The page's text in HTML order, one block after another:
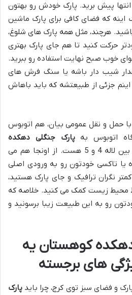
انتها پیش برید. پارک خودش رو بهتون
که فضای کافی برای پارک ماشین
هرچند، مثل همه پارک های شلوغ،
حرکت کنید تا هم جای پارک بهتری
خوب صبح نهایت استفاده رو ببرید.
شیب دار باشه یا سنگ فرش های
جزئی از طبیعتشه که باید باهاش
حمل و نقل عمومی بیان، هم اتوبوس
اتوبوس بهپارک جنگلی دهکده
، ایستگاه اتوبوس بین لاله 4 و 5 هست. از اونجا هم می
یا تاکسی خودتون رو به ورودی اصلی
نگران ترافیک و جای پارک هستید،
محیط زیست کمک می کنید. خلاصه که
رو به این طبیعت زیبا برسونید و
دهکده کوهستان یه
های برجسته
و فضای سبز توی کرج، چرا باید پارک